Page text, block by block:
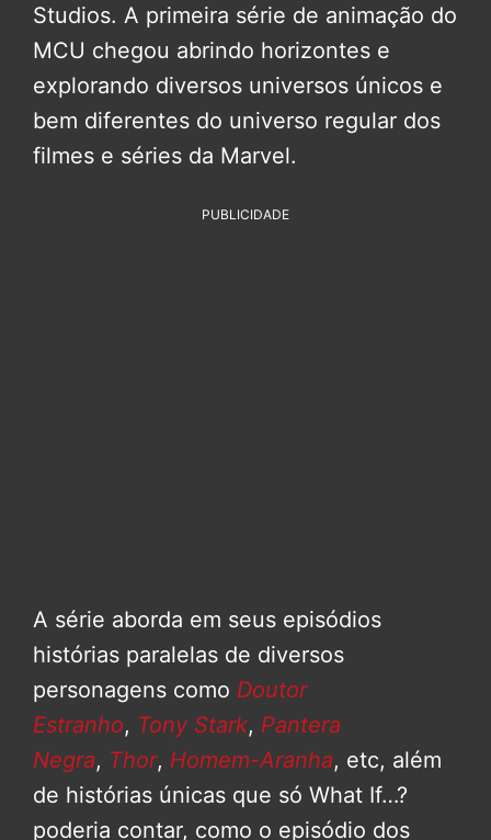
Studios. A primeira série de animação do
MCU chegou abrindo horizontes e
explorando diversos universos únicos e
bem diferentes do universo regular dos
filmes e séries da Marvel.
PUBLICIDADE
A série aborda em seus episódios
histórias paralelas de diversos
personagens como Doutor
Estranho, Tony Stark, Pantera
Negra, Thor, Homem-Aranha, etc, além
de histórias únicas que só What If…?
poderia contar, como o episódio dos